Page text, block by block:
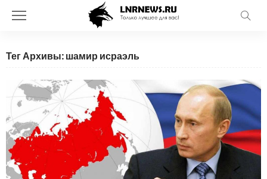
Тег Архивы: шамир исраэль